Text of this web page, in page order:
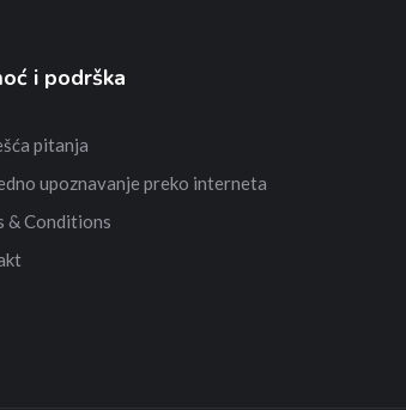
i podrška
pitanja
upoznavanje preko interneta
& Conditions